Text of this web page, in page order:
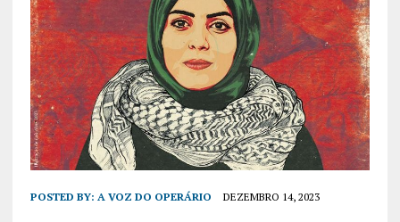
POSTED BY: A VOZ DO OPERÁRIO DEZEMBRO 14, 2023